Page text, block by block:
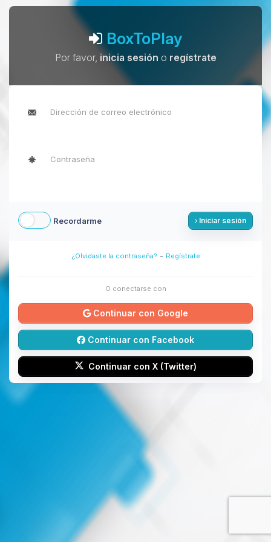
BoxToPlay
Por favor, inicia sesión o regístrate
Recordarme Iniciar sesión
¿Olvidaste la contraseña? - Regístrate
O conectarse con
Continuar con Google
Continuar con Facebook
Continuar con X (Twitter)